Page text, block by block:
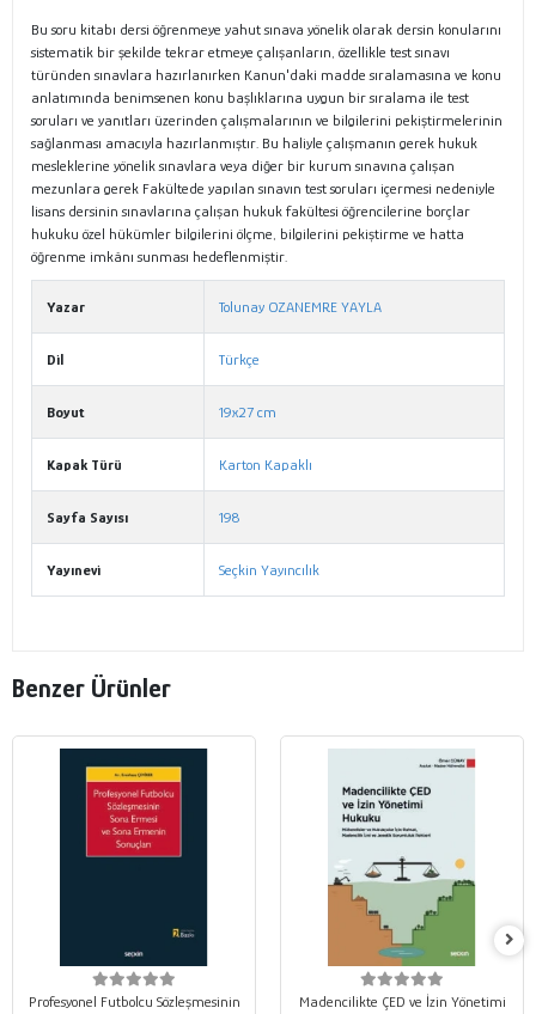
Bu soru kitabı dersi öğrenmeye yahut sınava yönelik olarak dersin konularını
sistematik bir şekilde tekrar etmeye çalışanların, özellikle test sınavı
türünden sınavlara hazırlanırken Kanun'daki madde sıralamasına ve konu
anlatımında benimsenen konu başlıklarına uygun bir sıralama ile test
soruları ve yanıtları üzerinden çalışmalarının ve bilgilerini pekiştirmelerinin
sağlanması amacıyla hazırlanmıştır. Bu haliyle çalışmanın gerek hukuk
mesleklerine yönelik sınavlara veya diğer bir kurum sınavına çalışan
mezunlara gerek Fakültede yapılan sınavın test soruları içermesi nedeniyle
lisans dersinin sınavlarına çalışan hukuk fakültesi öğrencilerine borçlar
hukuku özel hükümler bilgilerini ölçme, bilgilerini pekiştirme ve hatta
öğrenme imkânı sunması hedeflenmiştir.
Yazar Tolunay OZANEMRE YAYLA
Dil Türkçe
Boyut 19x27 cm
Kapak Türü Karton Kapaklı
Sayfa Sayısı 198
Yayınevi Seçkin Yayıncılık
Benzer Ürünler
Profesyonel Futbolcu Sözleşmesinin
Madencilikte ÇED ve İzin Yönetimi